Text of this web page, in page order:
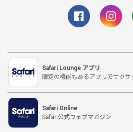
Safari Lounge アプリ
限定の機能もあるアプリでサクサ
Safari Online
Safari公式ウェブマガジン